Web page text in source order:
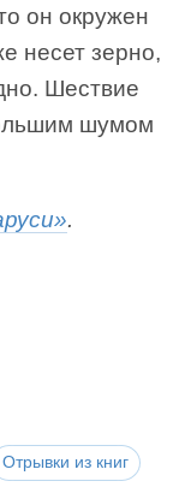
он окружен
несет зерно,
Шествие
шумом
.
Отрывки из книг